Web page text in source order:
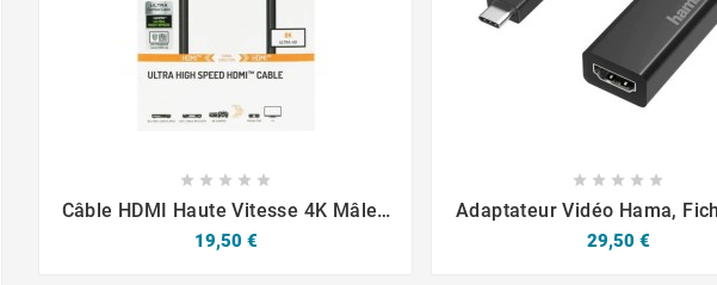
 
    
Câble HDMI Haute Vitesse 4K Mâle /
Mâle Ethernet 5m Hama
Prix
19,50 €
 
    
Adaptateur Vidéo Hama,
C - Prise HDMI, Ultra-
Prix
29,50 €